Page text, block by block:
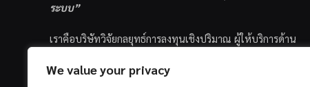
We value your privacy
ระบบ”
เราคือบริษัทวิจัยกลยุทธ์การลงทุนเชิงปริมาณ ผู้ให้บริการด้าน
ส่วนบุคคล ซึ่งมีเป้าหมายที่จะช่วยเหลือให้นักลงทุนไทย